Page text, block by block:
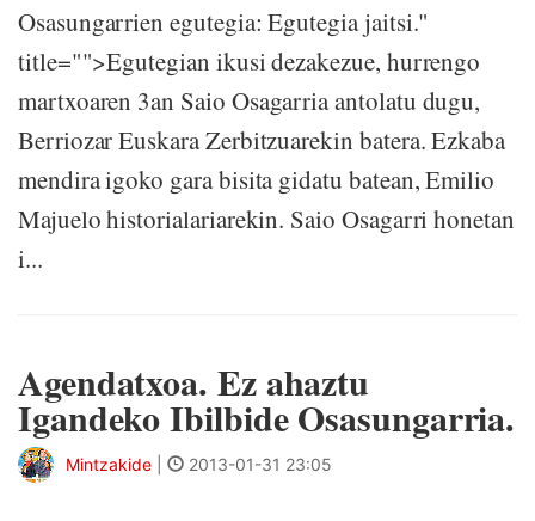
Osasungarrien egutegia: Egutegia jaitsi."
title="">Egutegian ikusi dezakezue, hurrengo
martxoaren 3an Saio Osagarria antolatu dugu,
Berriozar Euskara Zerbitzuarekin batera. Ezkaba
mendira igoko gara bisita gidatu batean, Emilio
Majuelo historialariarekin. Saio Osagarri honetan
i...
Agendatxoa. Ez ahaztu
Igandeko Ibilbide Osasungarria.
Mintzakide 2013-01-31 23:05